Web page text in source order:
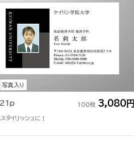
写真入り
100枚 3,080円
タイリッシュに！